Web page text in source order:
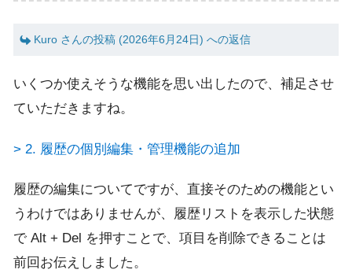
Kuro さんの投稿 (2026年6月24日) への返信
いくつか使えそうな機能を思い出したので、補足させ
ていただきますね。
> 2. 履歴の個別編集・管理機能の追加
履歴の編集についてですが、直接そのための機能とい
うわけではありませんが、履歴リストを表示した状態
で Alt + Del を押すことで、項目を削除できることは
前回お伝えしました。